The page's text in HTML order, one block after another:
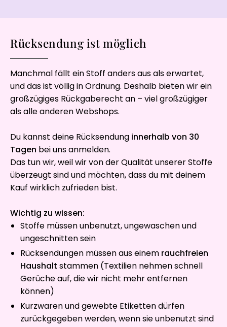
Rücksendung ist möglich
Manchmal fällt ein Stoff anders aus als erwartet,
und das ist völlig in Ordnung. Deshalb bieten wir ein
großzügiges Rückgaberecht an – viel großzügiger
als alle anderen Webshops.
Du kannst deine Rücksendung innerhalb von 30
Tagen bei uns anmelden.
Das tun wir, weil wir von der Qualität unserer Stoffe
überzeugt sind und möchten, dass du mit deinem
Kauf wirklich zufrieden bist.
Wichtig zu wissen:
Stoffe müssen unbenutzt, ungewaschen und
ungeschnitten sein
Rücksendungen müssen aus einem rauchfreien
Haushalt stammen (Textilien nehmen schnell
Gerüche auf, die wir nicht mehr entfernen
können)
Kurzwaren und gewebte Etiketten dürfen
zurückgegeben werden, wenn sie unbenutzt sind